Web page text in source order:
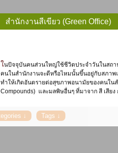
สำนักงานสีเขียว (Green Office)
ในปัจจุบันคนส่วนใหญ่ใช้ชีวิตประจำวันในสถานที่ทำงานไม่น้อยกว่า 8 ชั่วโมง/วัน หรือเกือบครึ่งหนึ่งของชีวิต บางคนอาจใช้เวลาในที่ทำงานมากกว่าที่บ้าน คุณภาพชีวิตของ
คนในสำนักงานจะดีหรือไหมนั้นขึ้นอยู่กับสภาพ
ทำให้เกิดอันตรายต่อสุขภาพอนามัยของคนในส
Compounds) และมลพิษอื่นๆ ที่มาจาก สี เสีย